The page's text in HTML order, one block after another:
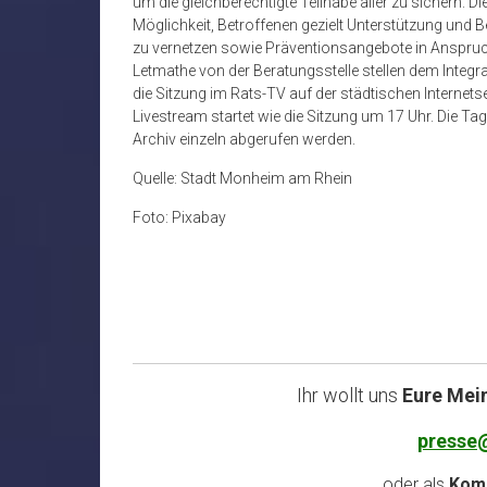
Möglichkeit, Betroffenen gezielt Unterstützung und
zu vernetzen sowie Präventionsangebote in
Letmathe von der Beratungsstelle stellen dem
die Sitzung im Rats-TV auf der städtischen
Livestream startet wie die Sitzung um 17 Uhr. Die
Archiv einzeln abgerufen werden.
Quelle: Stadt Monheim am Rhein
Foto: Pixabay
Ihr wollt uns Eure